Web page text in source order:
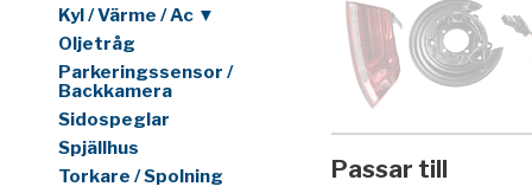
Kyl / Värme / Ac ▼
Oljetråg
Parkeringssensor /
Backkamera
Sidospeglar
Spjällhus
Torkare / Spolning
Passar till